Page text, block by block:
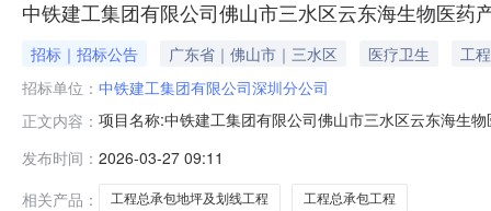
中铁建工集团有限公司佛山市三水区云东海生物医
招标｜招标公告 广东省｜佛山市｜三水区 医疗卫生
工程
招标单位： 中铁建工集团有限公司深圳分公司
正文内容： 项目名称:中铁建工集团有限公司佛山市三水区云东海生
招标公告.pdf
发布时间： 2026-03-27 09:11
相关产品：
工程总承包地坪及划线工程 工程总承包工程